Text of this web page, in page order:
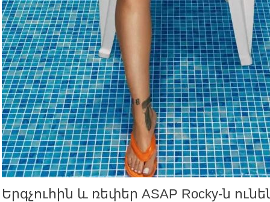
Երգչուհին և ռեփեր ASAP Rocky-ն